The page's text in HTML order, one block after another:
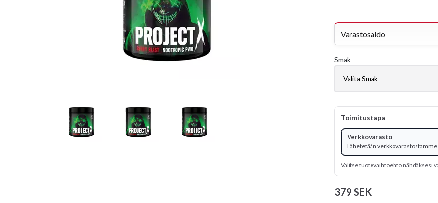
Varastosaldo
Smak
Toimitustapa
Verkkovarasto
Lähetetään verkkovarastostamme
Valitse tuotevaihtoehto nähdäksesi
379 SEK